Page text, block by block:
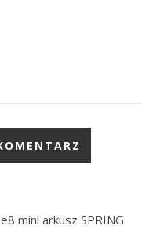
e8 mini arkusz SPRING